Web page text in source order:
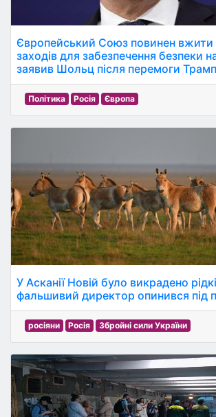
Європейський Союз повинен вжити
заходів для забезпечення безпеки
заявив Шольц після перемоги
Політика Росія Європа
У Асканії Новій було викрадено
фальшивий директор опинився під
росіяни Росія Збройні сили України